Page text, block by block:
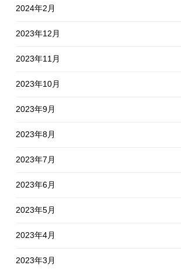
2024年2月
2023年12月
2023年11月
2023年10月
2023年9月
2023年8月
2023年7月
2023年6月
2023年5月
2023年4月
2023年3月